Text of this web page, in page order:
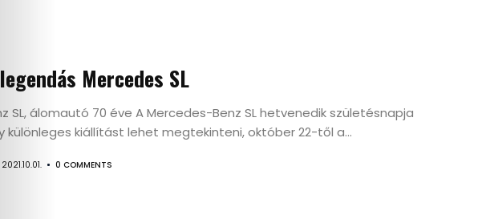
Mercedes SL
SL, álomautó 70 éve A Mercedes-Benz SL hetvenedik születésnapja
különleges kiállítást lehet megtekinteni, október 22-től a...
2021.10.01. 0 COMMENTS